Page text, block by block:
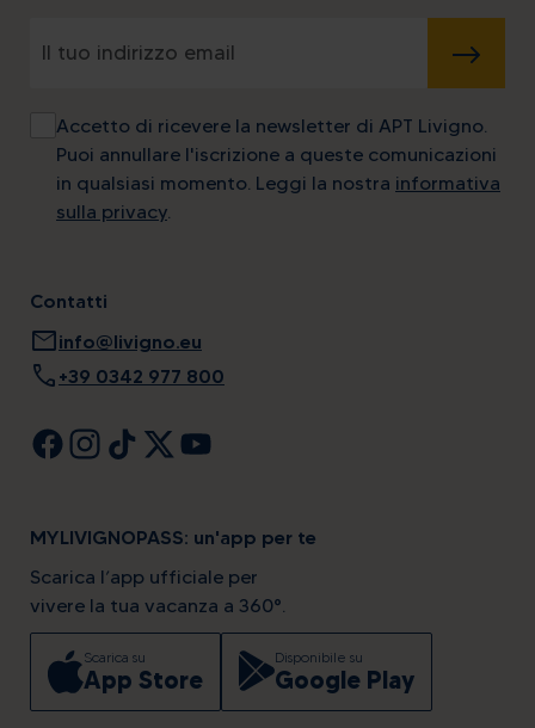
INVIA
Accetto di ricevere la newsletter di APT Livigno.
Puoi annullare l'iscrizione a queste comunicazioni
in qualsiasi momento. Leggi la nostra informativa
sulla privacy.
Contatti
mailinfo@livigno.eu
call +39 0342 977 800
MYLIVIGNOPASS: un'app per te
Scarica l’app ufficiale per
vivere la tua vacanza a 360°.
Scarica su
App Store
Disponibile su
Google Play